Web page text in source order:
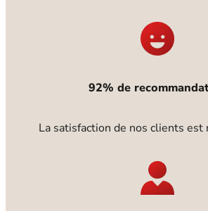
92% de
La satisfaction de nos clients